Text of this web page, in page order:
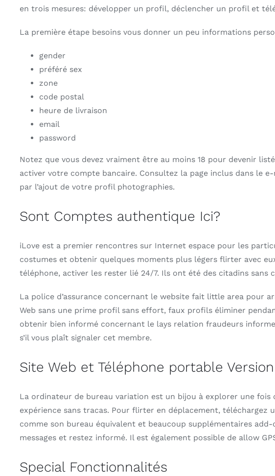
en trois mesures: développer un profil, déclencher un profil et
La première étape besoins vous donner un peu informations
gender
préféré sex
zone
code postal
heure de livraison
email
password
Notez que vous devez vraiment être au moins 18 pour devenir
activer votre compte bancaire. Consultez la page inclus dans le
par l’ajout de votre profil photographies.
Sont Comptes authentique Ici?
iLove est a premier rencontres sur Internet espace pour les
costumes et obtenir quelques moments plus légers flirter avec
téléphone, activer les rester lié 24/7. Ils ont été des citadins
La police d’assurance concernant le website fait little area pour
Web sans une prime profil sans effort, faux profils éliminer
obtenir bien informé concernant le lays relation fraudeurs
s’il vous plaît signaler cet membre.
Site Web et Téléphone portable Version
La ordinateur de bureau variation est un bijou à explorer une
expérience sans tracas. Pour flirter en déplacement,
comme son bureau équivalent et beaucoup supplémentaires
messages et restez informé. Il est également possible de allow
Special Fonctionnalités